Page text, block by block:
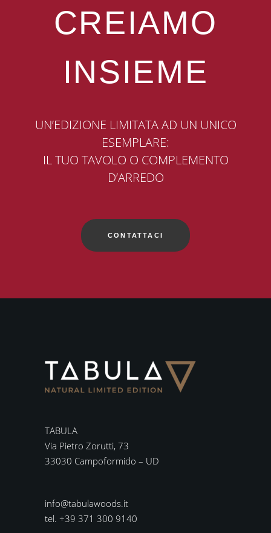
CREIAMO
INSIEME
UN’EDIZIONE LIMITATA AD UN UNICO
ESEMPLARE:
IL TUO TAVOLO O COMPLEMENTO
D’ARREDO
CONTATTACI
TABULA
Via Pietro Zorutti, 73
33030 Campoformido – UD
info@tabulawoods.it
tel. +39 371 300 9140